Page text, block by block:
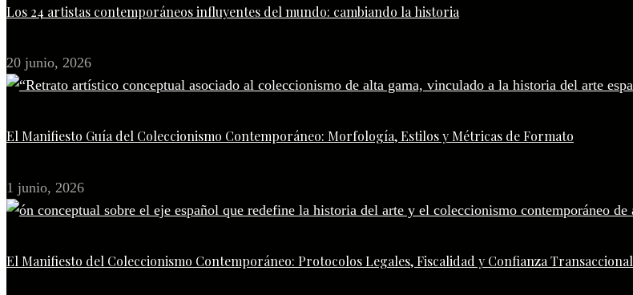
Los 24 artistas contemporáneos influyentes del mundo: cambiando la historia
20 junio, 2026
El Manifiesto Guía del Coleccionismo Contemporáneo: Morfología, Estilos y Métricas de Formato
1 junio, 2026
El Manifiesto del Coleccionismo Contemporáneo: Protocolos Legales, Fiscalidad y Confianza Transaccional